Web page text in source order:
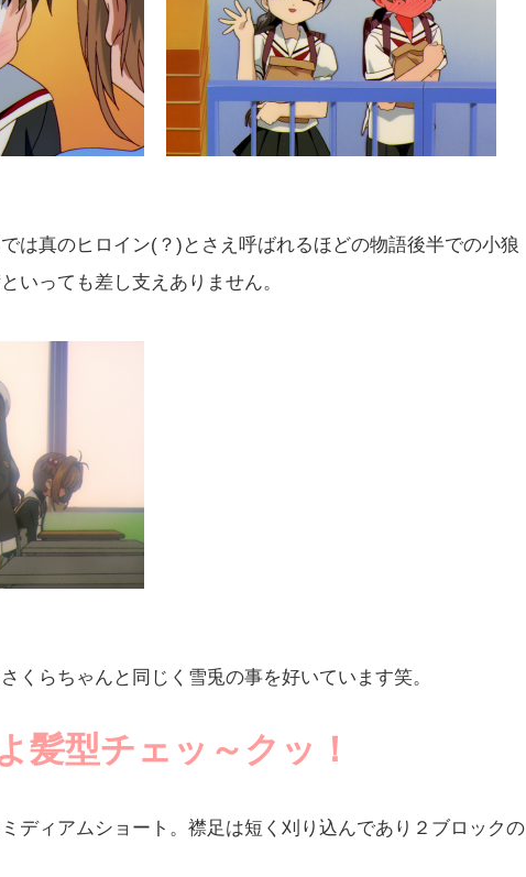
は真のヒロイン(？)とさえ呼ばれるほどの物語後半での小狼
いっても差し支えありません。
くらちゃんと同じく雪兎の事を好いています笑。
髪型チェッ～クッ！
ディアムショート。襟足は短く刈り込んであり２ブロックの